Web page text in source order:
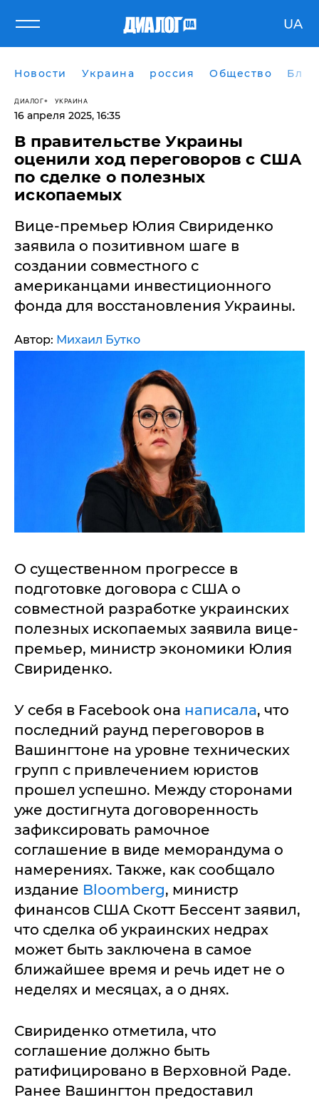
UA
Новости Украина россия Общество
ДИАЛОГ УКРАИНА
16 апреля 2025, 16:35
В правительстве Украины
оценили ход переговоров с США
по сделке о полезных
ископаемых
Вице-премьер Юлия Свириденко
заявила о позитивном шаге в
создании совместного с
американцами инвестиционного
фонда для восстановления Украины.
Автор: Михаил Бутко
О существенном прогрессе в
подготовке договора с США о
совместной разработке украинских
полезных ископаемых заявила вице-
премьер, министр экономики Юлия
Свириденко.
У себя в Facebook она написала, что
последний раунд переговоров в
Вашингтоне на уровне технических
групп с привлечением юристов
прошел успешно. Между сторонами
уже достигнута договоренность
зафиксировать рамочное
соглашение в виде меморандума о
намерениях. Также, как сообщало
издание Bloomberg, министр
финансов США Скотт Бессент заявил,
что сделка об украинских недрах
может быть заключена в самое
ближайшее время и речь идет не о
неделях и месяцах, а о днях.
Свириденко отметила, что
соглашение должно быть
ратифицировано в Верховной Раде.
Ранее Вашингтон предоставил